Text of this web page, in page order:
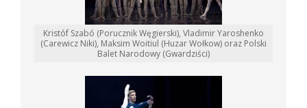
Kristóf Szabó (Porucznik Węgierski), Vladimir Yaroshenko
(Carewicz Niki), Maksim Woitiul (Huzar Wołkow) oraz Polski
Balet Narodowy (Gwardziści)